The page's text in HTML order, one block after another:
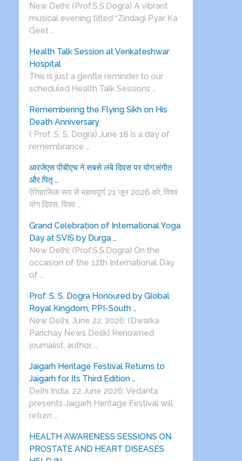
New Delhi: (Prof.S.S.Dogra) A vibrant
musical evening titled “Zindagi Pyar Ka
Geet …
Health Talk Session at Venkateshwar
Hospital
This is just a gentle reminder to our
scheduled Health Talk Sessions …
Remembering the Flying Sikh on His
Death Anniversary
( Prof. S. S. Dogra) June 18 is a day of
remembrance …
आरजेएस पीबीएच ने सबसे लंबे दिवस पर योग,संगीत
और पितृ …
ऐतिहासिक रूप से महत्वपूर्ण 21 जून 2026 को, विश्व
योग दिवस, विश्व …
Grand Celebration of International Yoga
Day at SVIS by Durga …
New Delhi: (Prof.S.S.Dogra) On the
occasion of the 12th International Day
of …
Prof. S. S. Dogra Honoured by Global
Royal Kingdom, PPI-South …
New Delhi, June 22, 2026: (Dwarka
Parichay News Desk) Renowned
journalist, author, …
Jaigarh Heritage Festival Returns to
Jaigarh for Its Third Edition …
Delhi India, 22 June 2026: Vedanta
presents Jaigarh Heritage Festival will
return …
HEALTH AWARENESS SESSIONS ON
PROSTATE AND HEART DISEASES